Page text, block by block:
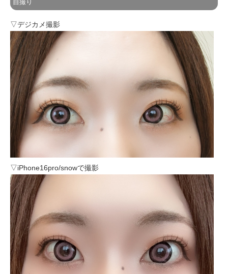
自撮り
▽デジカメ撮影
▽iPhone16pro/snowで撮影